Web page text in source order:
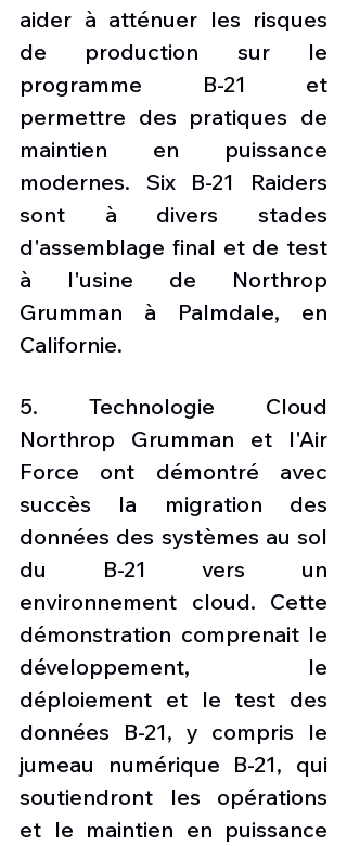
aider à atténuer les risques
de production sur le
programme B-21 et
permettre des pratiques de
maintien en puissance
modernes. Six B-21 Raiders
sont à divers stades
d'assemblage final et de test
à l'usine de Northrop
Grumman à Palmdale, en
Californie.
5. Technologie Cloud
Northrop Grumman et l'Air
Force ont démontré avec
succès la migration des
données des systèmes au sol
du B-21 vers un
environnement cloud. Cette
démonstration comprenait le
développement, le
déploiement et le test des
données B-21, y compris le
jumeau numérique B-21, qui
soutiendront les opérations
et le maintien en puissance